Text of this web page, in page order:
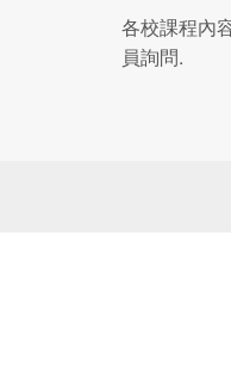
各校課程內
員詢問.